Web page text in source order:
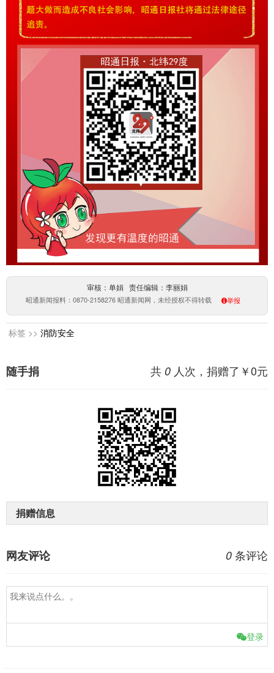
审核：单娟 责任编辑：李丽娟
昭通新闻报料：0870-2158276 昭通新闻网，未经授权不得转载 举报
标签 >> 消防安全
共 0 人次，捐赠了￥0元
随手捐
捐赠信息
0 条评论
网友评论
登录